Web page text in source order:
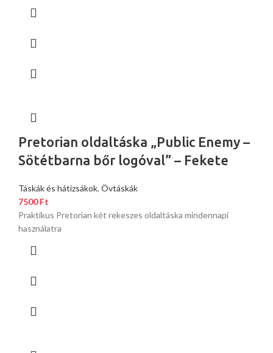
Pretorian oldaltáska „Public Enemy –
Sötétbarna bőr logóval” – Fekete
Táskák és hátizsákok, Övtáskák
7500Ft
Praktikus Pretorian két rekeszes oldaltáska mindennapi
használatra